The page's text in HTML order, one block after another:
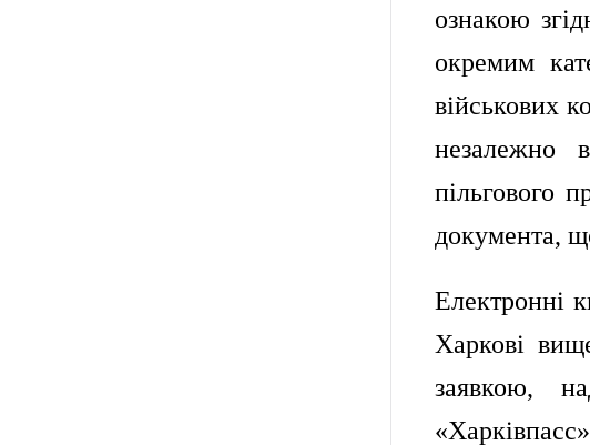
ознакою
окремим
військових
незалежно
пільгового
документа,
Електронні
Харкові
заявкою,